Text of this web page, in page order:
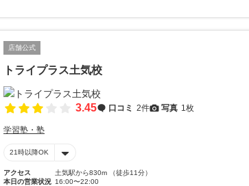
店舗公式
トライプラス土気校
3.45 口コミ 2件 写真 1枚
学習塾・塾
21時以降OK
アクセス
土気駅から830m （徒歩11分）
本日の営業状況 16:00〜22:00